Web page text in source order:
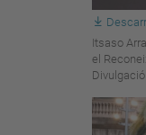
Itsaso
el